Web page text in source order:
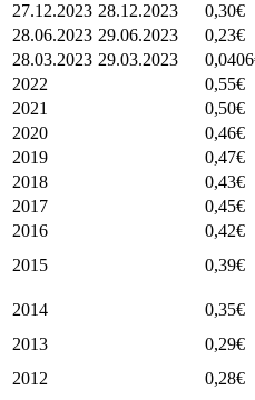
27.12.2023 28.12.2023 0,30€
28.06.2023 29.06.2023 0,23€
28.03.2023 29.03.2023 0,0406
2022
0,55€
2021
0,50€
2020
0,46€
2019
0,47€
2018
0,43€
2017
0,45€
2016
0,42€
2015
0,39€
2014 0,35€
2013
0,29€
2012
0,28€